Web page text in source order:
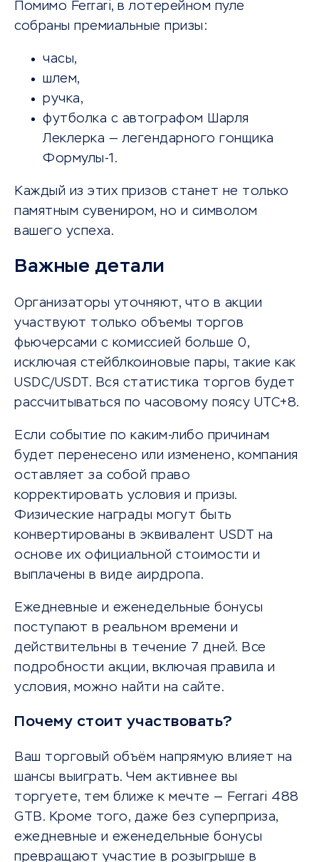
Помимо Ferrari, в лотерейном пуле
собраны премиальные призы:
часы,
шлем,
ручка,
футболка с автографом Шарля
Леклерка — легендарного гонщика
Формулы-1.
Каждый из этих призов станет не только
памятным сувениром, но и символом
вашего успеха.
Важные детали
Организаторы уточняют, что в акции
участвуют только объемы торгов
фьючерсами с комиссией больше 0,
исключая стейблкоиновые пары, такие как
USDC/USDT. Вся статистика торгов будет
рассчитываться по часовому поясу UTC+8.
Если событие по каким-либо причинам
будет перенесено или изменено, компания
оставляет за собой право
корректировать условия и призы.
Физические награды могут быть
конвертированы в эквивалент USDT на
основе их официальной стоимости и
выплачены в виде аирдропа.
Ежедневные и еженедельные бонусы
поступают в реальном времени и
действительны в течение 7 дней. Все
подробности акции, включая правила и
условия, можно найти на сайте.
Почему стоит участвовать?
Ваш торговый объём напрямую влияет на
шансы выиграть. Чем активнее вы
торгуете, тем ближе к мечте — Ferrari 488
GTB. Кроме того, даже без суперприза,
ежедневные и еженедельные бонусы
превращают участие в розыгрыше в